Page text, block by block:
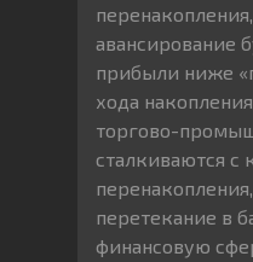
авансирование
прибыли ниже
хода
торгово-
сталкиваются с
перетекание в
финансовую